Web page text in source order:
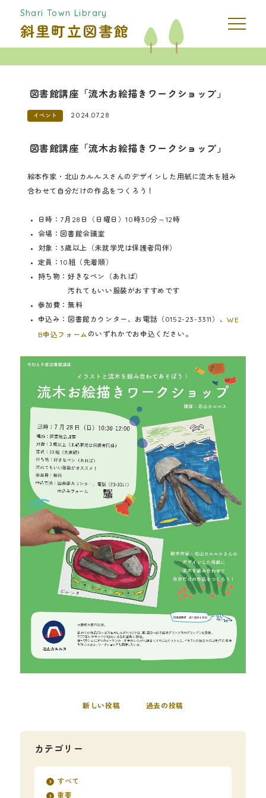
Shari Town Library
斜里町立図書館
図書館講座「流木お絵描きワークショップ」
イベント 2024.07.28
図書館講座「流木お絵描きワークショップ」
絵本作家・北山カルルスさんのデザインした用紙に流木を組み
合わせて自分だけの作品をつくろう！
日時：7月28日（日曜日）10時30分～12時
会場：図書館会議室
対象：3歳以上（未就学児は保護者同伴）
定員：10組（先着順）
持ち物：好きなペン（あれば）
汚れてもいい服装がおすすめです
参加費：無料
申込み：図書館カウンター、お電話（0152-23-3311）、WE
B申込フォーム のいずれかでお申込ください。
新しい投稿 過去の投稿
カテゴリー
すべて
重要